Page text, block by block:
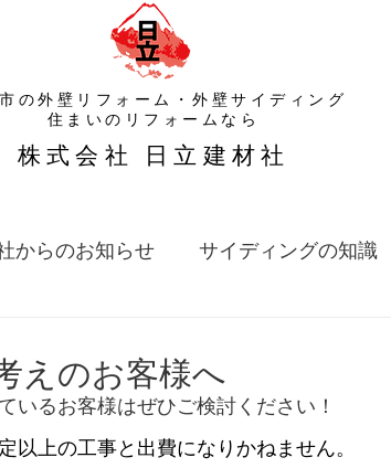
の外壁リフォーム・外壁サイディング
​住まいのリフォームなら
​株式会社 日立建材社
からのお知らせ サイディングの知識
えのお客様へ
いるお客様はぜひご検討ください！
以上の工事と出費になりかねません。